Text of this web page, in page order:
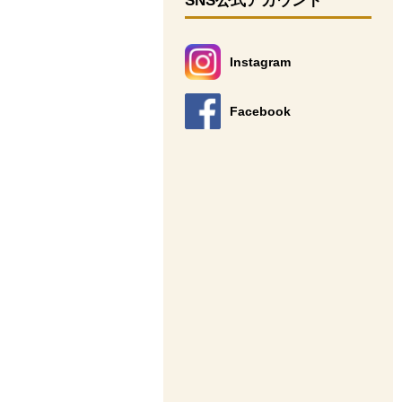
Instagram
別のウィンドウで開きます。
Facebook
別のウィンドウで開きます。